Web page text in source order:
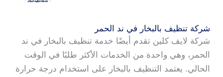
شركة تنظيف بالبخار في ند الحمر
شركة لايف كلين تقدم أيضًا خدمة تنظيف بالبخار في ند
الحمر، وهي واحدة من الخدمات الأكثر طلبًا في الوقت
الحالي. يعتمد التنظيف بالبخار على استخدام درجة حرارة